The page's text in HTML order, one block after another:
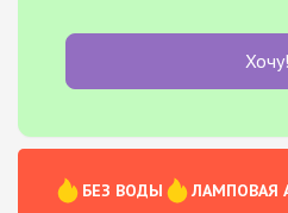
Хочу!
БЕЗ ВОДЫ
ЛАМПОВАЯ